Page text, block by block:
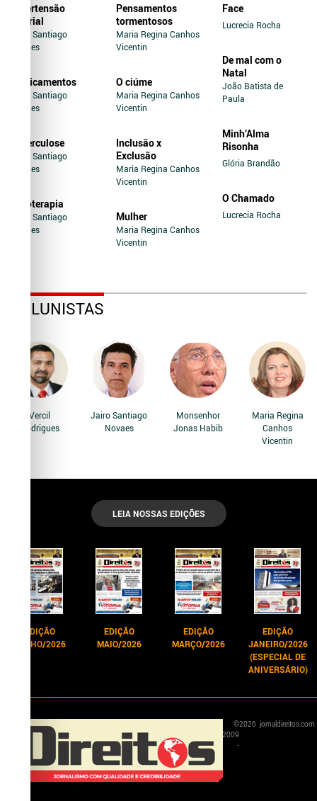
Hipertensão
Arterial
Jairo Santiago
Novaes
Medicamentos
Jairo Santiago
Novaes
Tuberculose
Jairo Santiago
Novaes
Soroterapia
Jairo Santiago
Novaes
Pensamentos
tormentosos
Maria Regina Canhos
Vicentin
O ciúme
Maria Regina Canhos
Vicentin
Inclusão x
Exclusão
Maria Regina Canhos
Vicentin
Mulher
Maria Regina Canhos
Vicentin
Face
Lucrecia Rocha
De mal com o
Natal
João Batista de
Paula
Minh’Alma
Risonha
Glória Brandão
O Chamado
Lucrecia Rocha
COLUNISTAS
Vercil
Rodrigues
Jairo Santiago
Novaes
Monsenhor
Jonas Habib
Maria Regina
Canhos
Vicentin
LEIA NOSSAS EDIÇÕES
EDIÇÃO
JUNHO/2026
EDIÇÃO
MAIO/2026
EDIÇÃO
MARÇO/2026
EDIÇÃO
JANEIRO/2026
(ESPECIAL DE
ANIVERSÁRIO)
©
2009
-
2026 jornaldireitos.com